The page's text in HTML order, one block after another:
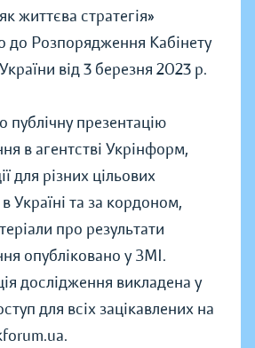
життєва стратегія»
до Розпорядження Кабінету
від 3 березня 2023 р.
публічну презентацію
в агентстві Укрінформ,
для різних цільових
Україні та за кордоном,
про результати
опубліковано у ЗМІ.
дослідження викладена у
для всіх зацікавлених на